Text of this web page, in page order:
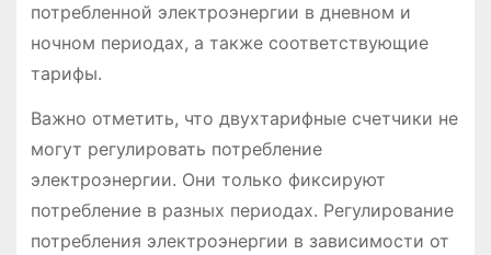
потребленной электроэнергии в дневном и
ночном периодах, а также соответствующие
тарифы.
Важно отметить, что двухтарифные счетчики не
могут регулировать потребление
электроэнергии. Они только фиксируют
потребление в разных периодах. Регулирование
потребления электроэнергии в зависимости от